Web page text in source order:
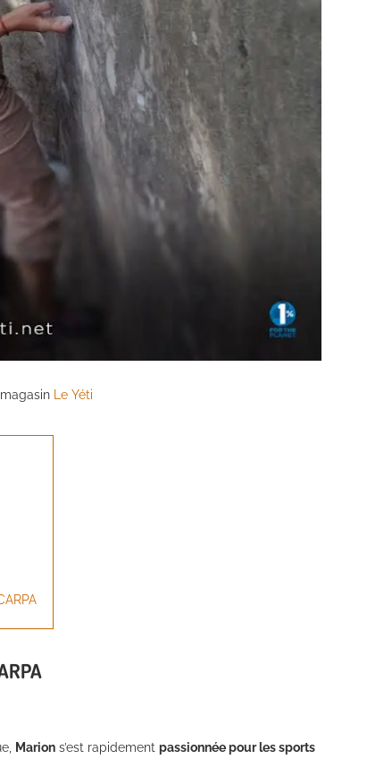
Le Yéti
Marion s’est rapidement passionnée pour les sports